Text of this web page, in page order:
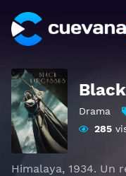
Drama
285
Himalaya, 1934. Un